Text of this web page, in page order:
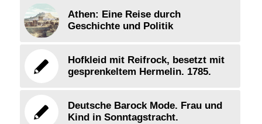
Athen: Eine Reise durch
Geschichte und Politik
Hofkleid mit Reifrock, besetzt mit
gesprenkeltem Hermelin. 1785.
Deutsche Barock Mode. Frau und
Kind in Sonntagstracht.